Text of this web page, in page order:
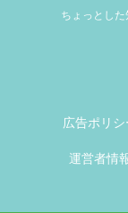
ちょっとし
広告ポリシ
運営者情